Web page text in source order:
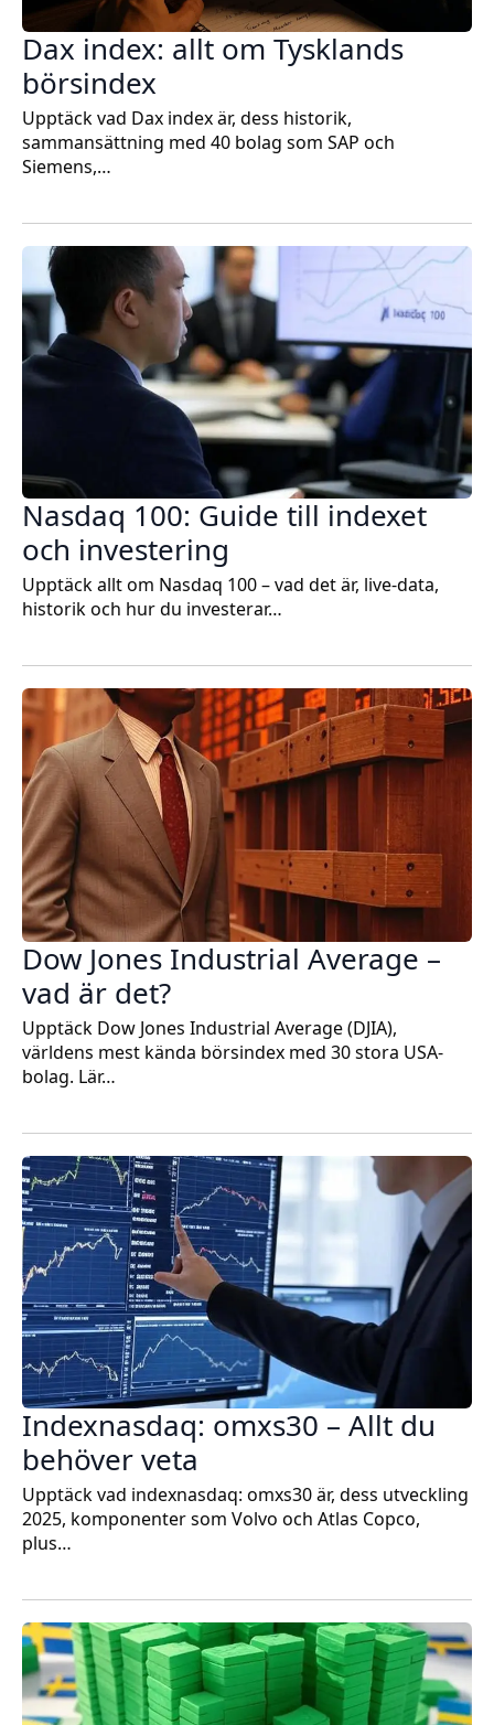
Dax index: allt om Tysklands
börsindex
Upptäck vad Dax index är, dess historik,
sammansättning med 40 bolag som SAP och
Siemens,…
Nasdaq 100: Guide till indexet
och investering
Upptäck allt om Nasdaq 100 – vad det är, live-data,
historik och hur du investerar…
Dow Jones Industrial Average –
vad är det?
Upptäck Dow Jones Industrial Average (DJIA),
världens mest kända börsindex med 30 stora USA-
bolag. Lär…
Indexnasdaq: omxs30 – Allt du
behöver veta
Upptäck vad indexnasdaq: omxs30 är, dess utveckling
2025, komponenter som Volvo och Atlas Copco,
plus…